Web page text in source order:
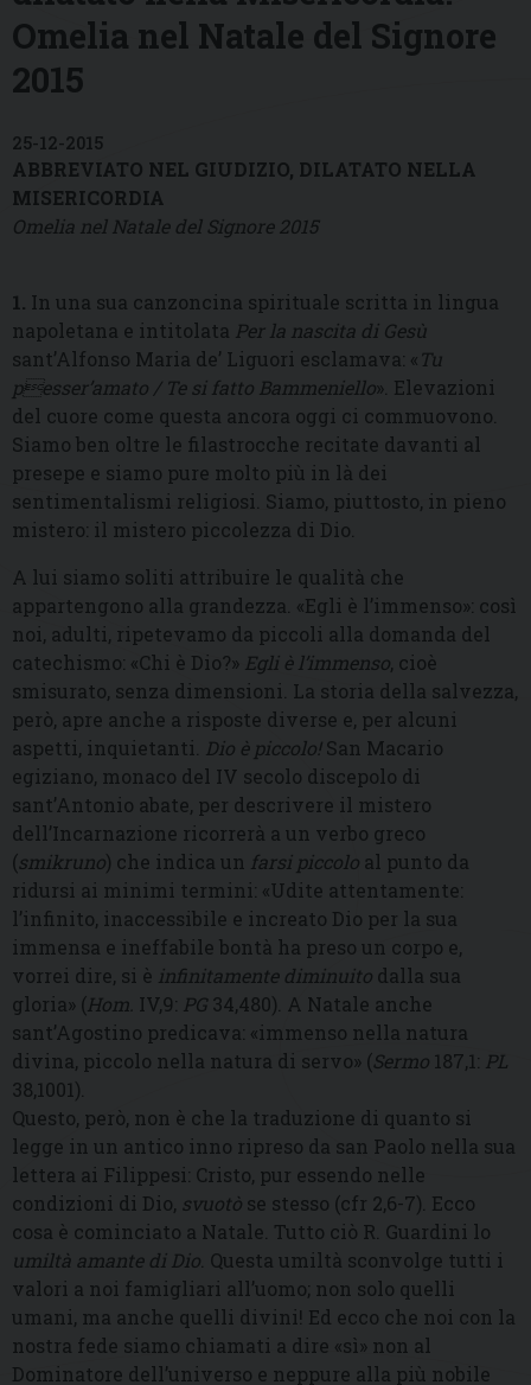
Omelia nel Natale del Signore
2015
25-12-2015
ABBREVIATO NEL GIUDIZIO, DILATATO NELLA
MISERICORDIA
Omelia nel Natale del Signore 2015
1. In una sua canzoncina spirituale scritta in lingua
napoletana e intitolata Per la nascita di Gesù
sant’Alfonso Maria de’ Liguori esclamava: «Tu
pesser’amato / Te si fatto Bammeniello». Elevazioni
del cuore come questa ancora oggi ci commuovono.
Siamo ben oltre le filastrocche recitate davanti al
presepe e siamo pure molto più in là dei
sentimentalismi religiosi. Siamo, piuttosto, in pieno
mistero: il mistero piccolezza di Dio.
A lui siamo soliti attribuire le qualità che
appartengono alla grandezza. «Egli è l’immenso»: così
noi, adulti, ripetevamo da piccoli alla domanda del
catechismo: «Chi è Dio?» Egli è l’immenso, cioè
smisurato, senza dimensioni. La storia della salvezza,
però, apre anche a risposte diverse e, per alcuni
aspetti, inquietanti.
Dio è piccolo!San Macario
egiziano, monaco del IV secolo discepolo di
sant’Antonio abate, per descrivere il mistero
dell’Incarnazione ricorrerà a un verbo greco
(smikruno) che indica un farsi piccolo al punto da
ridursi ai minimi termini: «Udite attentamente:
l’infinito, inaccessibile e increato Dio per la sua
immensa e ineffabile bontà ha preso un corpo e,
vorrei dire, si è infinitamente diminuito dalla sua
gloria» (Hom. IV,9: PG 34,480). A Natale anche
sant’Agostino predicava: «immenso nella natura
divina, piccolo nella natura di servo» (Sermo 187,1: PL
38,1001).
Questo, però, non è che la traduzione di quanto si
legge in un antico inno ripreso da san Paolo nella sua
lettera ai Filippesi: Cristo, pur essendo nelle
condizioni di Dio, svuotò se stesso (cfr 2,6-7). Ecco
cosa è cominciato a Natale. Tutto ciò R. Guardini lo
umiltà amante di Dio . Questa umiltà sconvolge tutti i
valori a noi famigliari all’uomo; non solo quelli
umani, ma anche quelli divini! Ed ecco che noi con la
nostra fede siamo chiamati a dire «sì» non al
Dominatore dell’universo e neppure alla più nobile